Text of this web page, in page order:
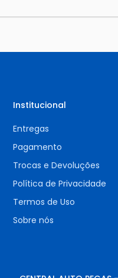
Institucional
Entregas
Pagamento
Trocas e Devoluções
Política de Privacidade
Termos de Uso
Sobre nós